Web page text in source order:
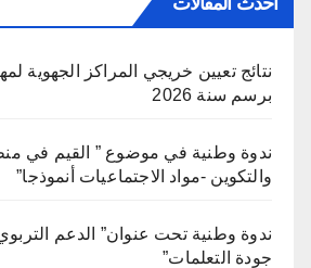
نتائج تعيين خريجي المراكز الجهوية
برسم سنة 2026
ندوة وطنية في موضوع ” القيم في
والتكوين -مواد الاجتماعيات أنموذجا”
ندوة وطنية تحت عنوان” الدعم
جودة التعلمات”